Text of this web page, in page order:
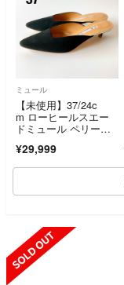
ミュール
【未使用】37/24c
m ローヒールスエー
ドミュール ペリーコP
¥29,999